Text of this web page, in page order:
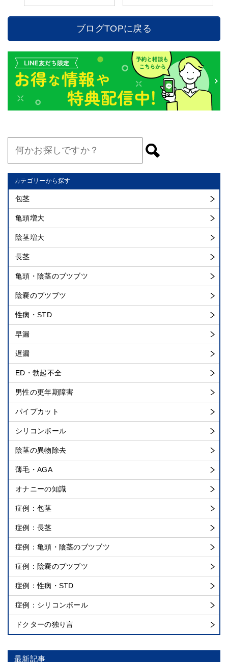
ブログTOPに戻る
カテゴリーから探す
包茎
亀頭増大
陰茎増大
長茎
亀頭・陰茎のブツブツ
陰嚢のブツブツ
性病・STD
早漏
遅漏
ED・勃起不全
男性の更年期障害
パイプカット
シリコンボール
陰茎の異物除去
薄毛・AGA
オナニーの知識
症例：包茎
症例：長茎
症例：亀頭・陰茎のブツブツ
症例：陰嚢のブツブツ
症例：性病・STD
症例：シリコンボール
ドクターの独り言
最新記事